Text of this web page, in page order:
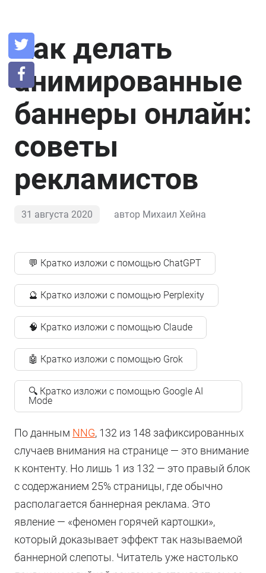
Как делать
анимированные
баннеры онлайн:
советы
рекламистов
31 августа 2020 автор Михаил Хейна
💬 Кратко изложи с помощью ChatGPT
🔮 Кратко изложи с помощью Perplexity
🧠 Кратко изложи с помощью Claude
🤖 Кратко изложи с помощью Grok
🔍 Кратко изложи с помощью Google AI
Mode
По данным NNG, 132 из 148 зафиксированных
случаев внимания на странице — это внимание
к контенту. Но лишь 1 из 132 — это правый блок
с содержанием 25% страницы, где обычно
располагается баннерная реклама. Это
явление — «феномен горячей картошки»,
который доказывает эффект так называемой
баннерной слепоты. Читатель уже настолько